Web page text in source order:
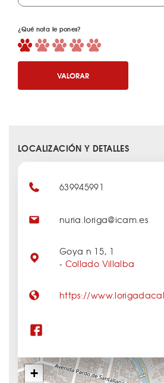
¿Qué nota le pones?
VALORAR
LOCALIZACIÓN Y DETALLES
+
639945991
nuria.loriga@icam.es
Goya n 15, 1
- Collado Villalba
https://